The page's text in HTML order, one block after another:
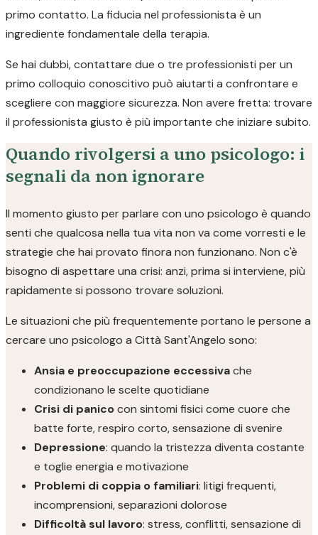
primo contatto. La fiducia nel professionista è un
ingrediente fondamentale della terapia.
Se hai dubbi, contattare due o tre professionisti per un
primo colloquio conoscitivo può aiutarti a confrontare e
scegliere con maggiore sicurezza. Non avere fretta: trovare
il professionista giusto è più importante che iniziare subito.
Quando rivolgersi a uno psicologo: i
segnali da non ignorare
Il momento giusto per parlare con uno psicologo è quando
senti che qualcosa nella tua vita non va come vorresti e le
strategie che hai provato finora non funzionano. Non c'è
bisogno di aspettare una crisi: anzi, prima si interviene, più
rapidamente si possono trovare soluzioni.
Le situazioni che più frequentemente portano le persone a
cercare uno psicologo a Città Sant'Angelo sono:
Ansia e preoccupazione eccessivache
condizionano le scelte quotidiane
Crisi di panicocon sintomi fisici come cuore che
batte forte, respiro corto, sensazione di svenire
Depressione: quando la tristezza diventa costante
e toglie energia e motivazione
Problemi di coppia o familiari: litigi frequenti,
incomprensioni, separazioni dolorose
Difficoltà sul lavoro: stress, conflitti, sensazione di